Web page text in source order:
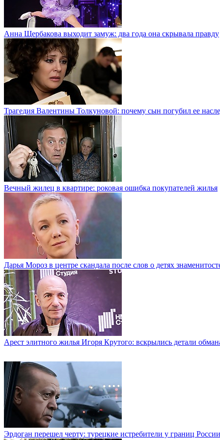
Анна Щербакова выходит замуж: два года она скрывала правду
Трагедия Валентины Толкуновой: почему сын погубил ее
Вечный жилец в квартире: роковая ошибка покупателей жилья
Дарья Мороз в центре скандала после слов о детях
Арест элитного жилья Игоря Крутого: вскрылись детали
Эрдоган перешел черту: турецкие истребители у границ России